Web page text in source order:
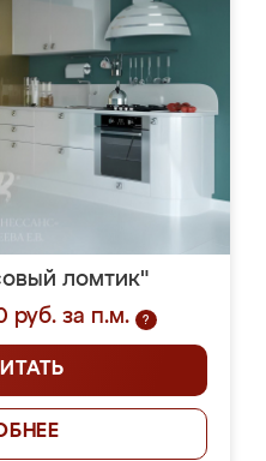
ломтик"
руб. за п.м.
?